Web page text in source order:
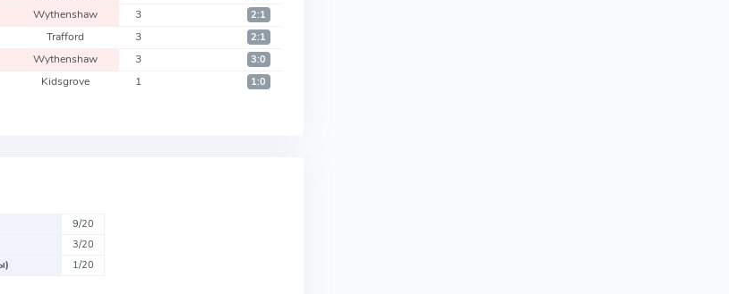
Wythenshaw 3 2:1
Trafford 3 2:1
Wythenshaw 3 3:0
Kidsgrove 1 1:0
9/20
3/20
1/20